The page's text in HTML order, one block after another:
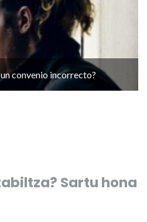
convenio incorrecto?
Sartu hona